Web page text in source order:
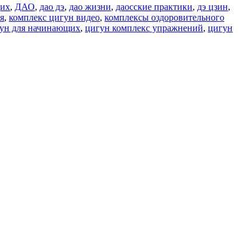
, ДАО, дао дэ, дао жизни, даосские практики, дэ цзин,
, комплекс цигун видео, комплексы оздоровительного
для начинающих, цигун комплекс упражнений, цигун